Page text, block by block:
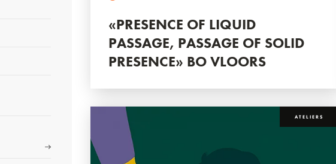
«PRESENCE OF LIQUID
PASSAGE, PASSAGE OF SOLID
PRESENCE» BO VLOORS
ATELIERS